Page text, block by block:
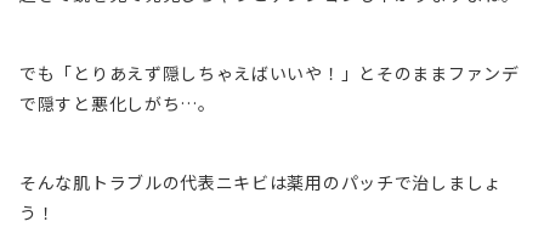
でも「とりあえず隠しちゃえばいいや！」とそのままファンデ
で隠すと悪化しがち…。
そんな肌トラブルの代表ニキビは薬用のパッチで治しましょ
う！